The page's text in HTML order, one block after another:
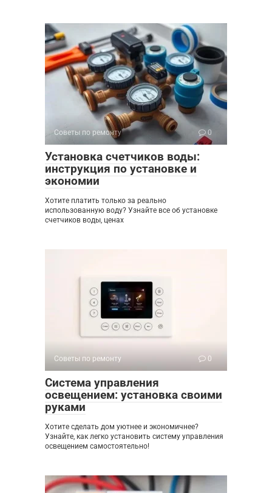
Советы по ремонту 0
Установка счетчиков воды:
инструкция по установке и
экономии
Хотите платить только за реально
использованную воду? Узнайте все об установке
счетчиков воды, ценах
Советы по ремонту 0
Система управления
освещением: установка своими
руками
Хотите сделать дом уютнее и экономичнее?
Узнайте, как легко установить систему управления
освещением самостоятельно!